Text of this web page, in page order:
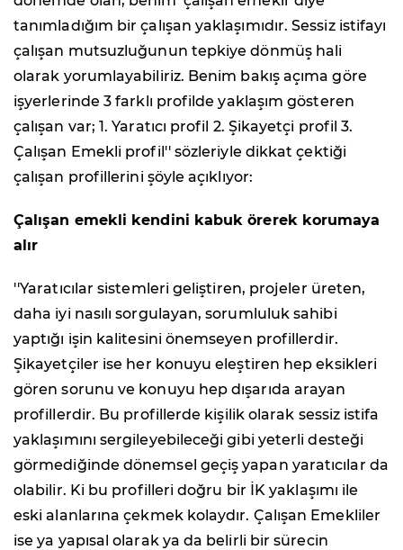
tanımladığım bir çalışan yaklaşımıdır. Sessiz istifayı
çalışan mutsuzluğunun tepkiye dönmüş hali
olarak yorumlayabiliriz. Benim bakış açıma göre
işyerlerinde 3 farklı profilde yaklaşım gösteren
çalışan var; 1. Yaratıcı profil 2. Şikayetçi profil 3.
Çalışan Emekli profil'' sözleriyle dikkat çektiği
çalışan profillerini şöyle açıklıyor:
Çalışan emekli kendini kabuk örerek korumaya
alır
''Yaratıcılar sistemleri geliştiren, projeler üreten,
daha iyi nasılı sorgulayan, sorumluluk sahibi
yaptığı işin kalitesini önemseyen profillerdir.
Şikayetçiler ise her konuyu eleştiren hep eksikleri
gören sorunu ve konuyu hep dışarıda arayan
profillerdir. Bu profillerde kişilik olarak sessiz istifa
yaklaşımını sergileyebileceği gibi yeterli desteği
görmediğinde dönemsel geçiş yapan yaratıcılar da
olabilir. Ki bu profilleri doğru bir İK yaklaşımı ile
eski alanlarına çekmek kolaydır. Çalışan Emekliler
ise ya yapısal olarak ya da belirli bir sürecin